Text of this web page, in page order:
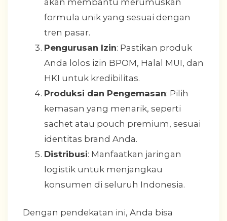
akan membantu merumuskan
formula unik yang sesuai dengan
tren pasar.
Pengurusan Izin: Pastikan produk
Anda lolos izin BPOM, Halal MUI, dan
HKI untuk kredibilitas.
Produksi dan Pengemasan: Pilih
kemasan yang menarik, seperti
sachet atau pouch premium, sesuai
identitas brand Anda.
Distribusi: Manfaatkan jaringan
logistik untuk menjangkau
konsumen di seluruh Indonesia.
Dengan pendekatan ini, Anda bisa